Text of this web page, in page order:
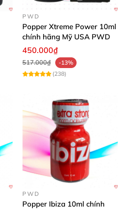
PWD
Popper Xtreme Power 10ml
chính hãng Mỹ USA PWD
450.000₫
517.000₫
-13%
(238)
PWD
Popper Ibiza 10ml chính